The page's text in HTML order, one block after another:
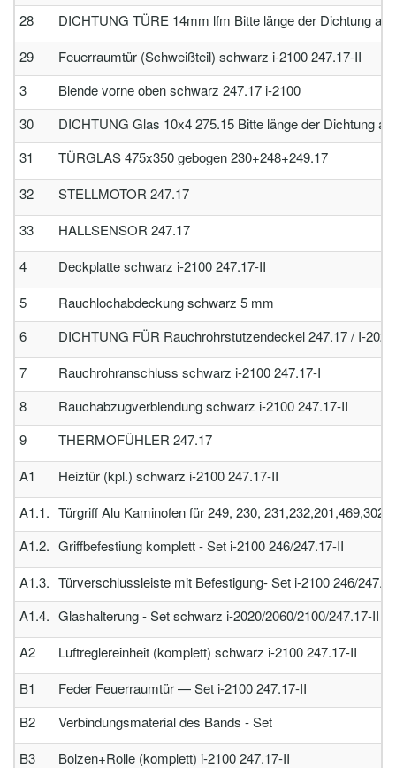
28
DICHTUNG TÜRE 14mm lfm Bitte länge der Dichtung
29
Feuerraumtür (Schweißteil) schwarz i-2100 247.17-II
3
Blende vorne oben schwarz 247.17 i-2100
30
DICHTUNG Glas 10x4 275.15 Bitte länge der Dichtung
31
TÜRGLAS 475x350 gebogen 230+248+249.17
32
STELLMOTOR 247.17
33
HALLSENSOR 247.17
4
Deckplatte schwarz i-2100 247.17-II
5
Rauchlochabdeckung schwarz 5 mm
6
DICHTUNG FÜR Rauchrohrstutzendeckel 247.17 / I-2020
7
Rauchrohranschluss schwarz i-2100 247.17-I
8
Rauchabzugverblendung schwarz i-2100 247.17-II
9
THERMOFÜHLER 247.17
A1
Heiztür (kpl.) schwarz i-2100 247.17-II
A1.1. Türgriff Alu Kaminofen für 249, 230,
A1.2. Griffbefestiung komplett - Set i-2100 246/247.17-II
A1.3. Türverschlussleiste mit Befestigung- Set i-2100 246/
A1.4. Glashalterung - Set schwarz i-2020/2060/2100/247.17-II
A2
Luftreglereinheit (komplett) schwarz i-2100 247.17-II
B1
Feder Feuerraumtür — Set i-2100 247.17-II
B2
Verbindungsmaterial des Bands - Set
B3
Bolzen+Rolle (komplett) i-2100 247.17-II